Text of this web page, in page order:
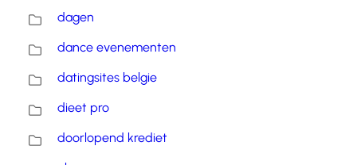
dagen
dance evenementen
datingsites belgie
dieet pro
doorlopend krediet